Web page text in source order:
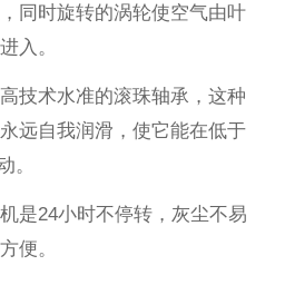
同时旋转的涡轮使空气由叶
入。
技术水准的滚珠轴承，这种
远自我润滑，使它能在低于
。
是24小时不停转，灰尘不易
便。